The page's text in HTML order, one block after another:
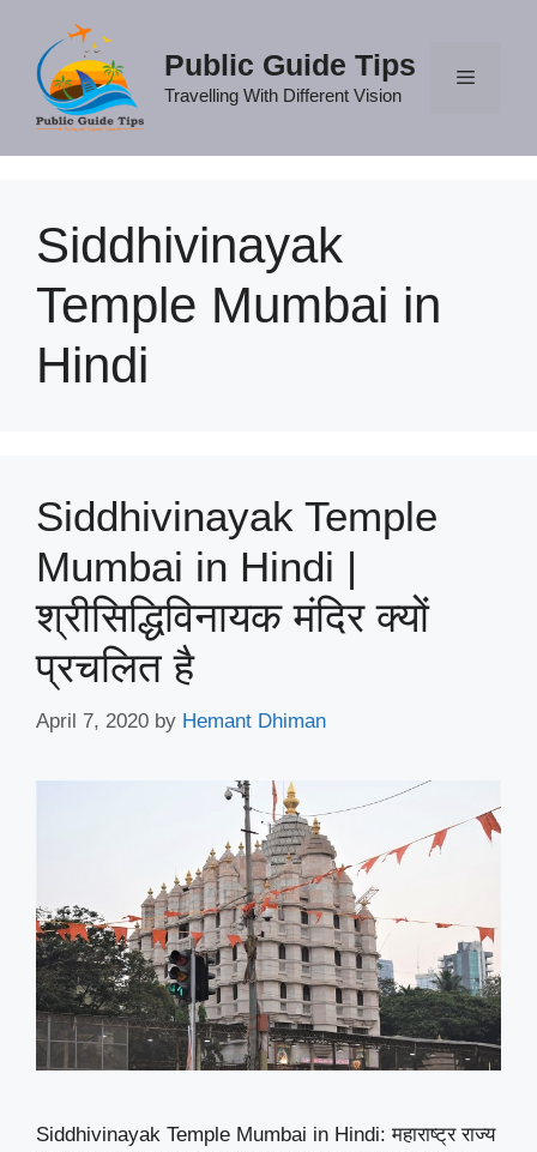
content
Public Guide Tips
Travelling With Different Vision
Siddhivinayak
Temple Mumbai in
Hindi
Siddhivinayak Temple
Mumbai in Hindi |
श्रीसिद्धिविनायक मंदिर क्यों
प्रचलित है
April 7, 2020 by Hemant Dhiman
Siddhivinayak Temple Mumbai in Hindi: महाराष्ट्र राज्य